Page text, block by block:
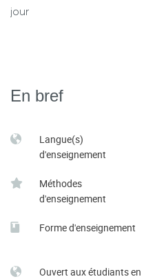
jour
En bref
Langue(s)
d'enseignement
Méthodes
d'enseignement
Forme d'enseignement
Ouvert aux étudiants en